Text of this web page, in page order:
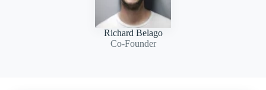
Richard Belago
Co-Founder